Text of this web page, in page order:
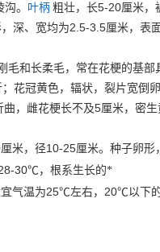
。 叶柄 粗壮，长5-20厘米，
深、宽均为2.5-3.5厘米，表
毛和长柔毛，常在花梗的基
花冠黄色，辐状，裂片宽倒
曲，雌花梗长不及5厘米，密
厘米，径10-25厘米。种子卵形
30℃，根系生长的*
气温为25℃左右， 20℃以下